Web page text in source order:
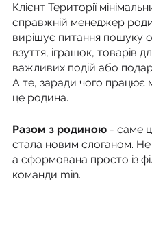
Клієнт Території
справжній менеджер
вирішує питання пошуку
взуття, іграшок, товарів
важливих подій або
А те, заради чого працює
це родина.
Разом з родиною - саме
стала новим слоганом. Не
а сформована просто із
команди min.